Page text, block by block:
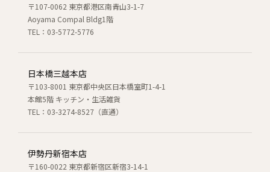
〒107-0062 東京都港区南青山3-1-7
Aoyama Compal Bldg1階
TEL：03-5772-5776
日本橋三越本店
〒103-8001 東京都中央区日本橋室町1-4-1
本館5階 キッチン・生活雑貨
TEL：03-3274-8527（直通）
伊勢丹新宿本店
〒160-0022 東京都新宿区新宿3-14-1